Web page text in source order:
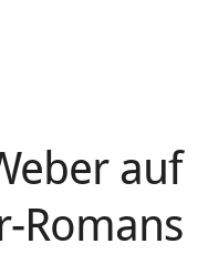
auf
Romans